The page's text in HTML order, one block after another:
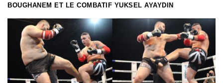
BOUGHANEM ET LE COMBATIF YUKSEL AYAYDIN